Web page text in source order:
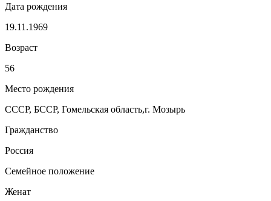
Дата рождения
19.11.1969
Возраст
56
Место рождения
СССР, БССР, Гомельская область,г. Мозырь
Гражданство
Россия
Семейное положение
Женат